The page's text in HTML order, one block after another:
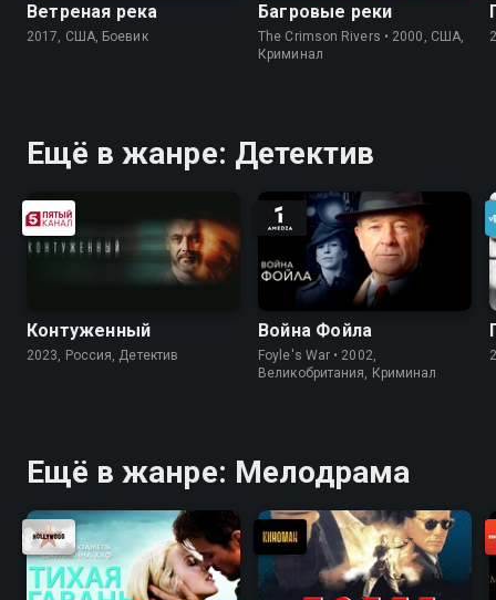
Ветреная река
2017, США, Боевик
Багровые реки
The Crimson Rivers • 2000, США,
Криминал
Ещё в жанре: Детектив
Контуженный
2023, Россия, Детектив
Война Фойла
Foyle's War • 2002,
Великобритания, Криминал
Ещё в жанре: Мелодрама